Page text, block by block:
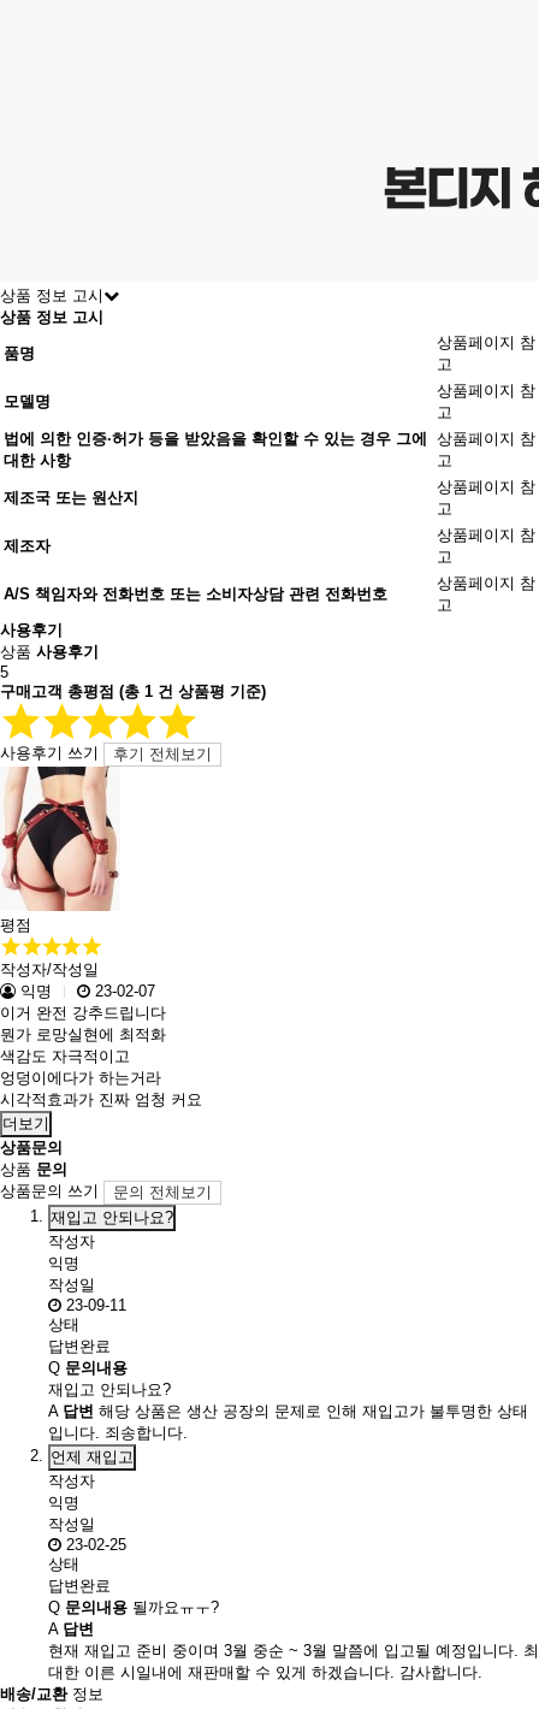
상품 정보 고시
상품 정보 고시
품명
상품페이지 참
고
모델명
상품페이지 참
고
법에 의한 인증·허가 등을 받았음을 확인할 수 있는 경우 그에
대한 사항
상품페이지 참
고
제조국 또는 원산지
상품페이지 참
고
제조자
상품페이지 참
고
A/S 책임자와 전화번호 또는 소비자상담 관련 전화번호
상품페이지 참
고
사용후기
상품 사용후기
5
구매고객 총평점 (총 1 건 상품평 기준)
사용후기 쓰기 후기 전체보기
평점
작성자/작성일
익명
23-02-07
이거 완전 강추드립니다
뭔가 로망실현에 최적화
색감도 자극적이고
엉덩이에다가 하는거라
시각적효과가 진짜 엄청 커요
더보기
상품문의
상품 문의
상품문의 쓰기
문의 전체보기
재입고 안되나요?
작성자
익명
작성일
23-09-11
상태
답변완료
Q 문의내용
재입고 안되나요?
A 답변 해당 상품은 생산 공장의 문제로 인해 재입고가 불투명한 상태
입니다. 죄송합니다.
언제 재입고
작성자
익명
작성일
23-02-25
상태
답변완료
Q 문의내용 될까요ㅠㅜ?
A 답변
현재 재입고 준비 중이며 3월 중순 ~ 3월 말쯤에 입고될 예정입니다. 최
대한 이른 시일내에 재판매할 수 있게 하겠습니다. 감사합니다.
배송/교환정보